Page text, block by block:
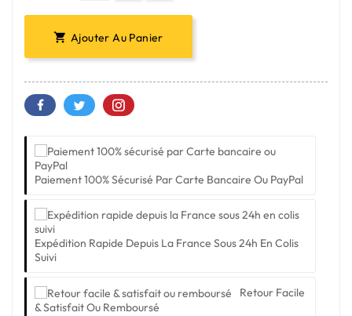
 Ajouter Au Panier
Paiement 100% Sécurisé Par Carte Bancaire Ou PayPal
Expédition Rapide Depuis La France Sous 24h En Colis
Suivi
Retour Facile
& Satisfait Ou Remboursé